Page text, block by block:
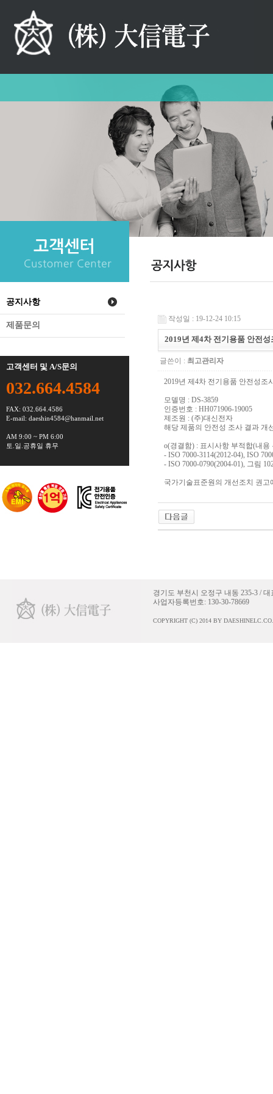
공지사항
제품문의
고객센터 및 A/S문의
032.664.4584
FAX: 032.664.4586
E-mail: daeshin4584@hanmail.net
AM 9:00 ~ PM 6:00
토.일.공휴일 휴무
작성일 : 19-12-24 10:15
2019년 제4차 전기용품 안전성
글쓴이 : 최고관리자
2019년 제4차 전기용품 안전성조
모델명 : DS-3859
인증번호 : HH071906-19005
제조원 : (주)대신전자
해당 제품의 안전성 조사 결과 개
o(경결함) : 표시사항 부적합(내용
- ISO 7000-3114(2012-04), ISO
- ISO 7000-0790(2004-01), 그림
국가기술표준원의 개선조치 권
경기도 부천시 오정구 내동 235-3 / 대
사업자등록번호: 130-30-78669
COPYRIGHT (C) 2014 BY